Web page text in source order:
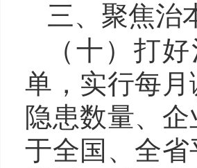
三、 聚焦治
（十） 打好
单，实行每
隐患数量、
于全国、全